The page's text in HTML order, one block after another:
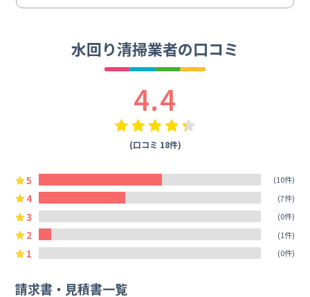
水回り清掃業者の口コミ
4.4
(口コミ 18件)
5 (10件)
4 (7件)
3 (0件)
2 (1件)
1 (0件)
請求書・見積書一覧